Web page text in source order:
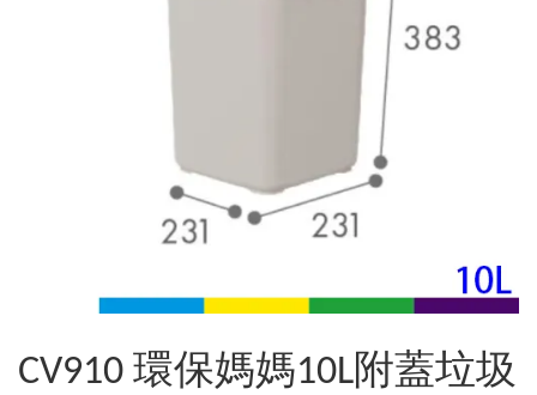
CV910 環保媽媽10L附蓋垃圾